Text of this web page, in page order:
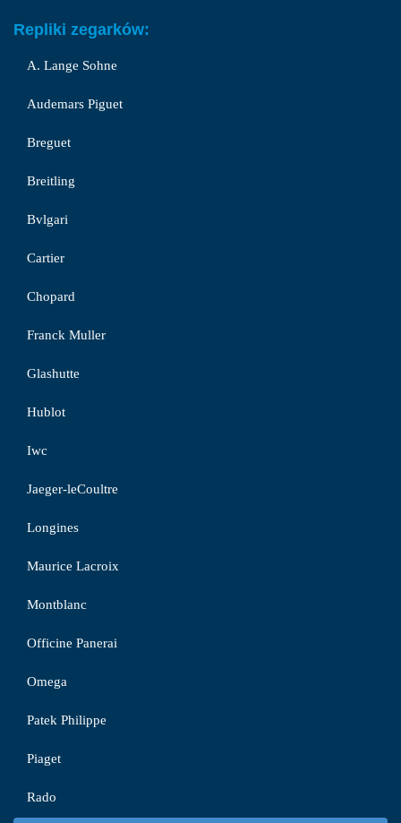
Repliki zegarków:
A. Lange Sohne
Audemars Piguet
Breguet
Breitling
Bvlgari
Cartier
Chopard
Franck Muller
Glashutte
Hublot
Iwc
Jaeger-leCoultre
Longines
Maurice Lacroix
Montblanc
Officine Panerai
Omega
Patek Philippe
Piaget
Rado